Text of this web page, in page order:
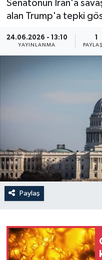
Senatonun İran'a
alan Trump'a tepki
24.06.2026 - 13:10
YAYINLANMA
1
Paylaş